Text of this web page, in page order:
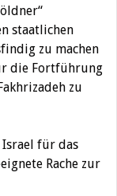
staatlichen
zu machen
die Fortführung
zu
Israel für das
Rache zur